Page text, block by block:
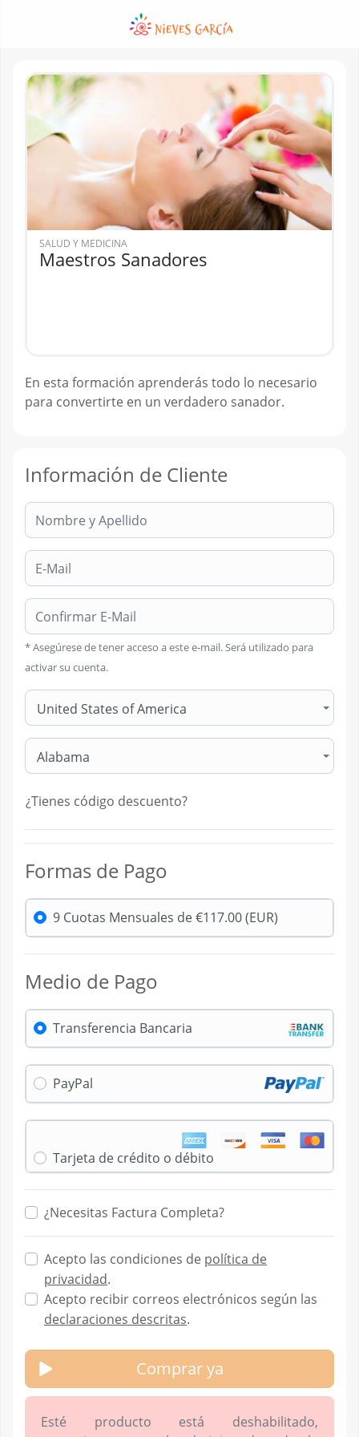
SALUD Y MEDICINA
Maestros Sanadores
En esta formación aprenderás todo lo necesario
para convertirte en un verdadero sanador.
Información de Cliente
Nombre:
E-Mail:
Confirmar E-Mail:
* Asegúrese de tener acceso a este e-mail. Será utilizado para
activar su cuenta.
United States of America
Alabama
¿Tienes código descuento?
Formas de Pago
9 Cuotas Mensuales de €117.00 (EUR)
Medio de Pago
Transferencia Bancaria
PayPal
Tarjeta de crédito o débito
¿Necesitas Factura Completa?
Acepto las condiciones de política de
privacidad.
Acepto recibir correos electrónicos según las
declaraciones descritas.
Comprar ya
Esté producto está deshabilitado,